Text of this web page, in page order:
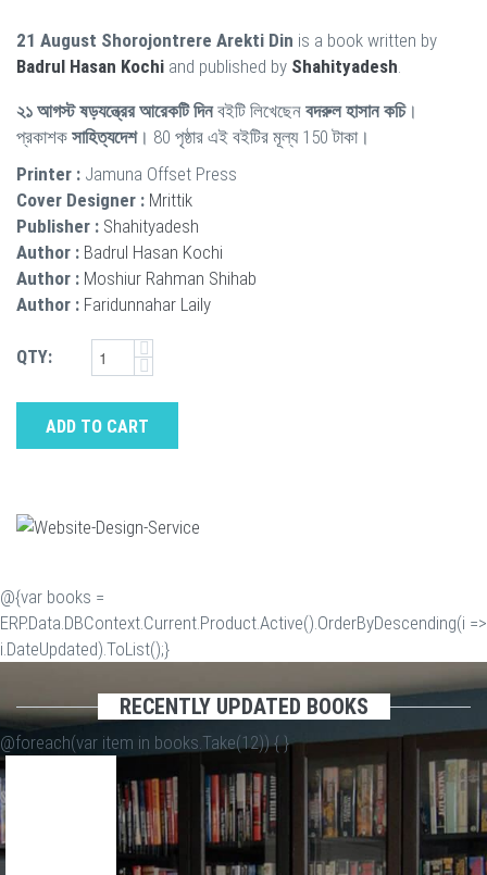
21 August Shorojontrere Arekti Din is a book written by
Badrul Hasan Kochi and published by Shahityadesh
২১ আগস্ট ষড়যন্ত্রের আরেকটি দিনবইটি লিখেছেন বদরুল হাসান কচি।
প্রকাশক সাহিত্যদেশ। 80 পৃষ্ঠার এই বইটির মূল্য 150 টাকা।
Printer : Jamuna Offset Press
Cover Designer : Mrittik
Publisher : Shahityadesh
Author : Badrul Hasan Kochi
Author : Moshiur Rahman Shihab
Author : Faridunnahar Laily
QTY:
ADD TO CART
@{var books =
ERP.Data.DBContext.Current.Product.Active().OrderByDescending(i =>
i.DateUpdated).ToList();}
RECENTLY UPDATED BOOKS
@foreach(var item in books.Take(12)) {}